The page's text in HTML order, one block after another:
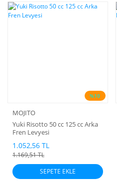
%10
MOJITO
Yuki Risotto 50 cc 125 cc Arka
Fren Levyesi
1.052,56 TL
1.169,51 TL
SEPETE EKLE